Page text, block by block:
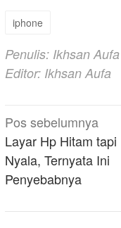
iphone
Penulis: Ikhsan Aufa
Editor: Ikhsan Aufa
Navigasi
pos
Pos sebelumnya
Layar Hp Hitam tapi
Nyala, Ternyata Ini
Penyebabnya